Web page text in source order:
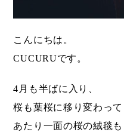
こんにちは。
CUCURUです。
4月も半ばに入り、
桜も葉桜に移り変わって
あたり一面の桜の絨毯も